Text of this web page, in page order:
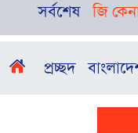
সর্বশেষ
কেনার অনুমোদন
প্রচ্ছদ